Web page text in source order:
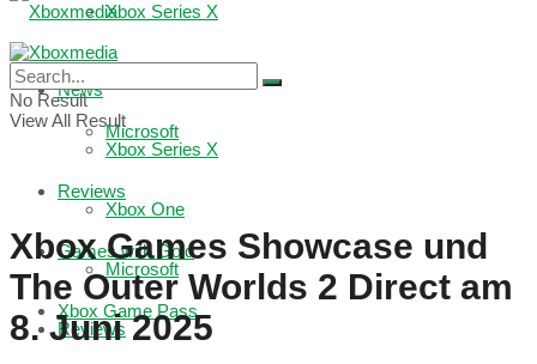
Xbox Series X
Microsoft
Reviews
Games with Gold
Xbox Game Pass
News
Xbox Series X
Xbox One
Microsoft
Reviews
No Result
View All Result
Xbox Games Showcase und
The Outer Worlds 2 Direct am
8. Juni 2025